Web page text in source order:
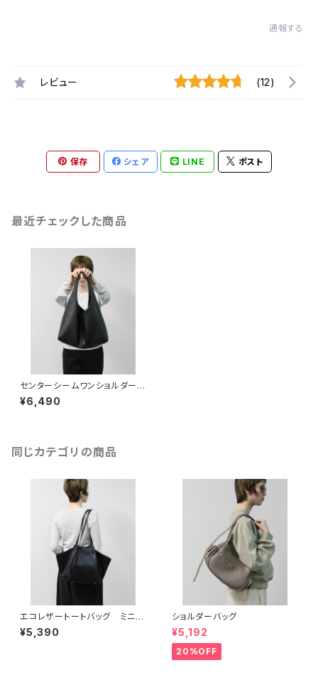
通報する
レビュー (12)
保存 シェア LINE ポスト
最近チェックした商品
センターシームワンショルダーバ
ッグ ブラック
¥6,490
同じカテゴリの商品
エコレザートートバッグ ミニポ
ーチ付き
¥5,390
ショルダーバッグ
¥5,192
20%OFF